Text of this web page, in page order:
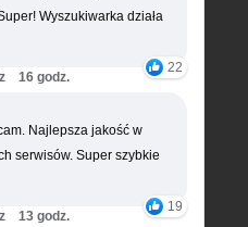
Wyszukiwarka działa
22
16 godz.
Najlepsza jakość w
serwisów. Super szybkie
19
13 godz.